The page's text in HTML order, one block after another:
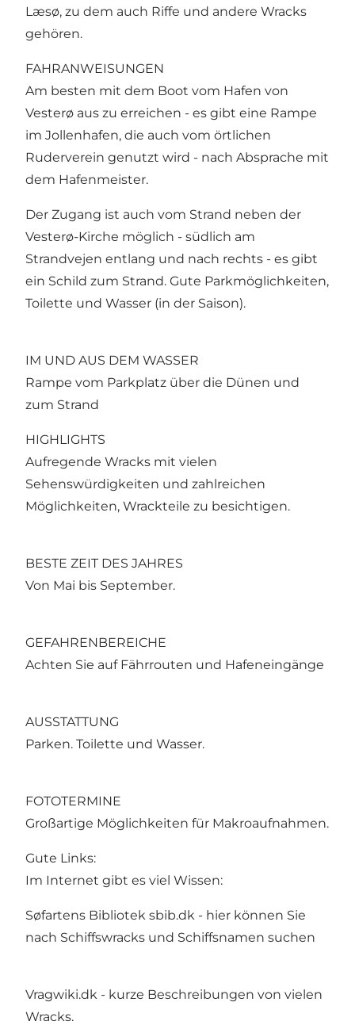
Læsø, zu dem auch Riffe und andere Wracks
gehören.
FAHRANWEISUNGEN
Am besten mit dem Boot vom Hafen von
Vesterø aus zu erreichen - es gibt eine Rampe
im Jollenhafen, die auch vom örtlichen
Ruderverein genutzt wird - nach Absprache mit
dem Hafenmeister.
Der Zugang ist auch vom Strand neben der
Vesterø-Kirche möglich - südlich am
Strandvejen entlang und nach rechts - es gibt
ein Schild zum Strand. Gute Parkmöglichkeiten,
Toilette und Wasser (in der Saison).
IM UND AUS DEM WASSER
Rampe vom Parkplatz über die Dünen und
zum Strand
HIGHLIGHTS
Aufregende Wracks mit vielen
Sehenswürdigkeiten und zahlreichen
Möglichkeiten, Wrackteile zu besichtigen.
BESTE ZEIT DES JAHRES
Von Mai bis September.
GEFAHRENBEREICHE
Achten Sie auf Fährrouten und Hafeneingänge
AUSSTATTUNG
Parken. Toilette und Wasser.
FOTOTERMINE
Großartige Möglichkeiten für Makroaufnahmen.
Gute Links:
Im Internet gibt es viel Wissen:
Søfartens Bibliotek sbib.dk - hier können Sie
nach Schiffswracks und Schiffsnamen suchen
Vragwiki.dk - kurze Beschreibungen von vielen
Wracks.